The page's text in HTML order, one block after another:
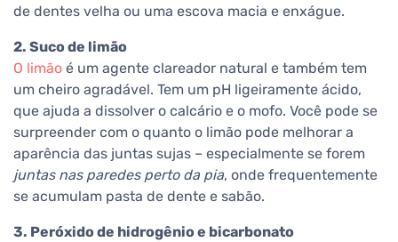
de dentes velha ou uma escova macia e enxágue.
2. Suco de limão
O limão é um agente clareador natural e também tem
um cheiro agradável. Tem um pH ligeiramente ácido,
que ajuda a dissolver o calcário e o mofo. Você pode se
surpreender com o quanto o limão pode melhorar a
aparência das juntas sujas – especialmente se forem
juntas nas paredes perto da pia, onde frequentemente
se acumulam pasta de dente e sabão.
3. Peróxido de hidrogênio e bicarbonato